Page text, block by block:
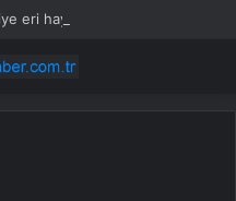
eri hayatını kaybetti